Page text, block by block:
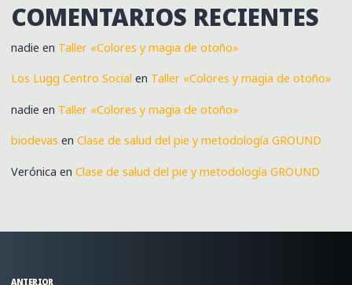
COMENTARIOS RECIENTES
nadie en Taller «Colores y magia de otoño»
Los Lugg Centro Social en Taller «Colores y magia de otoño»
nadie en Taller «Colores y magia de otoño»
biodevas enClase de salud del pie y metodología GROUND
Verónica enClase de salud del pie y metodología GROUND
ANTERIOR